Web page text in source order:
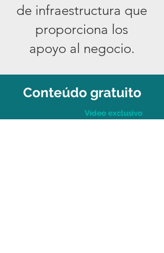
de infraestructura que
proporciona los
apoyo al negocio.
Conteúdo gratuito
Vídeo exclusivo